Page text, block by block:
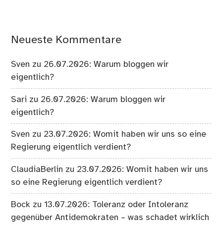
Neueste Kommentare
Sven zu 26.07.2026: Warum bloggen wir
eigentlich?
Sari zu 26.07.2026: Warum bloggen wir
eigentlich?
Sven zu 23.07.2026: Womit haben wir uns so eine
Regierung eigentlich verdient?
ClaudiaBerlin zu 23.07.2026: Womit haben wir uns
so eine Regierung eigentlich verdient?
Bock zu13.07.2026: Toleranz oder Intoleranz
gegenüber Antidemokraten – was schadet wirklich